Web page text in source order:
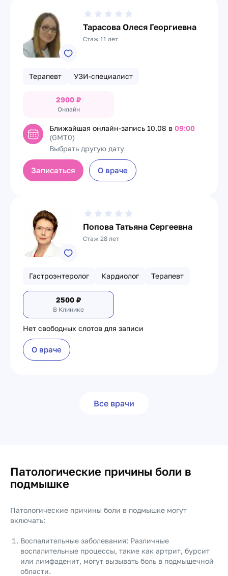
Тарасова Олеся Георгиевна
Стаж 11 лет
Терапевт УЗИ-специалист
2900 ₽
Онлайн
Ближайшая онлайн-запись 10.08 в 09:00
(GMT0)
Выбрать другую дату
Записаться О враче
Попова Татьяна Сергеевна
Стаж 28 лет
Гастроэнтеролог Кардиолог Терапевт
2500 ₽
В Клинике
Нет свободных слотов для записи
О враче
Все врачи
Патологические причины боли в
подмышке
Патологические причины боли в подмышке могут
включать:
Воспалительные заболевания: Различные
воспалительные процессы, такие как артрит, бурсит
или лимфаденит, могут вызывать боль в подмышечной
области.